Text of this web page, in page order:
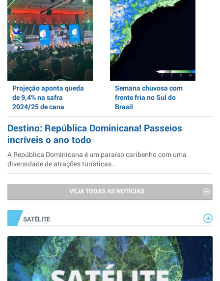
Projeção aponta queda
de 9,4% na safra
2024/25 de cana
Semana chuvosa com
frente fria no Sul do
Brasil
Destino: República Dominicana! Passeios
incríveis o ano todo
A República Dominicana é um paraíso caribenho com uma
diversidade de atrações turísticas...
VEJA TODAS AS NOTÍCIAS
SATÉLITE